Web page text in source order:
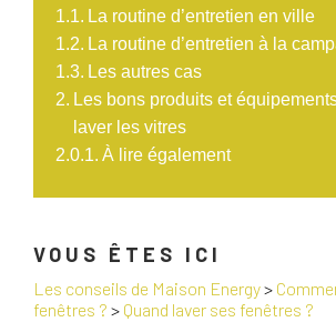
La routine d’entretien en ville
La routine d’entretien à la
Les autres cas
Les bons produits et
laver les vitres
À lire également
VOUS ÊTES ICI
Les conseils de Maison Energy>
fenêtres ? > Quand laver ses fenêtres ?